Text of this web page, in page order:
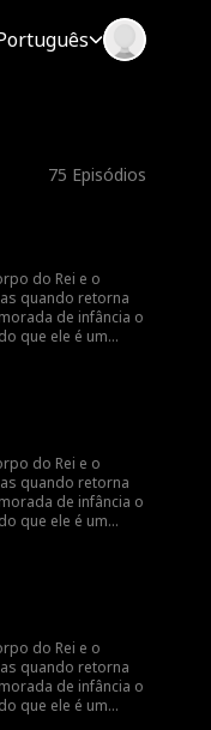
75 Episódios
do Rei e o
quando retorna
de infância o
que ele é um
do Rei e o
quando retorna
de infância o
que ele é um
do Rei e o
quando retorna
de infância o
que ele é um